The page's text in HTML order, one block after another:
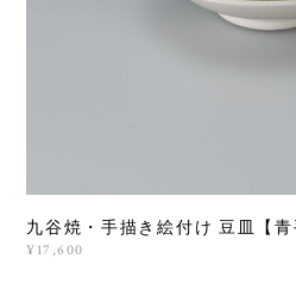
九谷焼・手描き絵付け 豆皿【青
¥17,600